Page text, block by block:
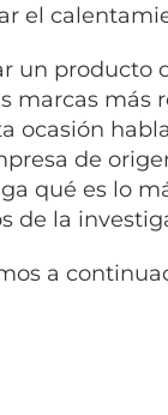
el
un producto
marcas más
ocasión
de
qué es lo
de la
a